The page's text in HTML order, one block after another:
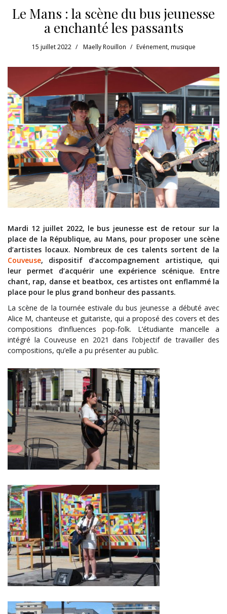
Le Mans : la scène du bus jeunesse
a enchanté les passants
15 juillet 2022 Maelly Rouillon Evénement,musique
Mardi 12 juillet 2022, le bus jeunesse est de retour sur la
place de la République, au Mans, pour proposer une scène
d’artistes locaux. Nombreux de ces talents sortent de la
Couveuse, dispositif d’accompagnement artistique, qui
leur permet d’acquérir une expérience scénique. Entre
chant, rap, danse et beatbox, ces artistes ont enflammé la
place pour le plus grand bonheur des passants.
La scène de la tournée estivale du bus jeunesse a débuté avec
Alice M, chanteuse et guitariste, qui a proposé des covers et des
compositions d’influences pop-folk. L’étudiante mancelle a
intégré la Couveuse en 2021 dans l’objectif de travailler des
compositions, qu’elle a pu présenter au public.